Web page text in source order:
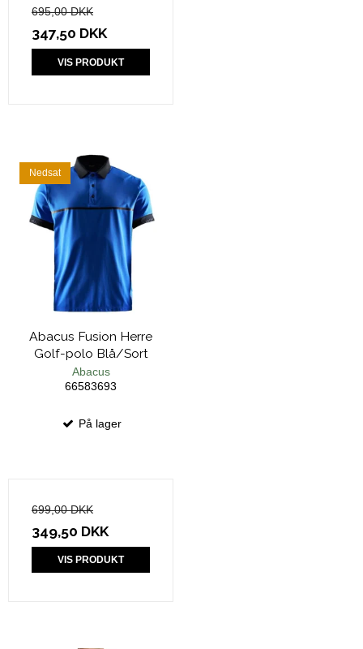
695,00 DKK
347,50 DKK
VIS PRODUKT
Nedsat
Abacus Fusion Herre
Golf-polo Blå/Sort
Abacus
66583693
På lager
699,00 DKK
349,50 DKK
VIS PRODUKT